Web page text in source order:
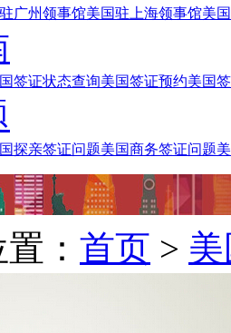
广州领事馆美国驻上海领事馆美
签证状态查询美国签证预约美国
探亲签证问题美国商务签证问题
： 首页 >